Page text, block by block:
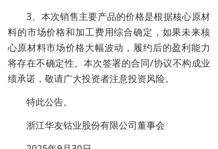
3、本次销售主要产品的价格是根据核心原材
料的市场价格和加工费用综合确定，如果未来核
心原材料市场价格大幅波动，履约后的盈利能力
将存在不确定性。本次签署的合同/协议不构成业
绩承诺，敬请广大投资者注意投资风险。
特此公告。
浙江华友钴业股份有限公司董事会